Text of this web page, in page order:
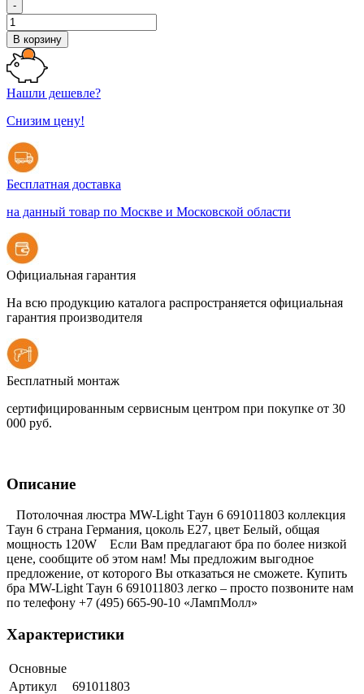
-
В корзину
Нашли дешевле?
Снизим цену!
Бесплатная доставка
на данный товар по Москве и Московской области
Официальная гарантия
На всю продукцию каталога распространяется официальная
гарантия производителя
Бесплатный монтаж
сертифицированным сервисным центром при покупке от 30
000 руб.
Описание
Потолочная люстра MW-Light Таун 6 691011803 коллекция
Таун 6 страна Германия, цоколь E27, цвет Белый, общая
мощность 120W Если Вам предлагают бра по более низкой
цене, сообщите об этом нам! Мы предложим выгодное
предложение, от которого Вы отказаться не сможете. Купить
бра MW-Light Таун 6 691011803 легко – просто позвоните нам
по телефону +7 (495) 665-90-10 «ЛампМолл»
Характеристики
Основные
Артикул
691011803